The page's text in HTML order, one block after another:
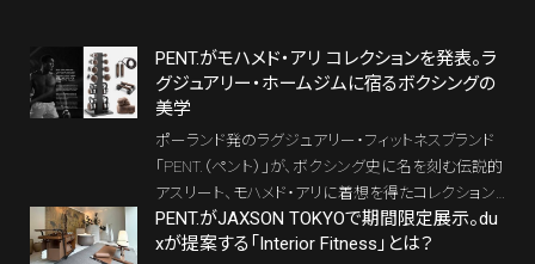
PENT.がモハメド・アリ コレクションを発表。ラ
グジュアリー・ホームジムに宿るボクシングの
美学
ポーランド発のラグジュアリー・フィットネスブランド
「PENT.（ペント）」が、ボクシング史に名を刻む伝説的
アスリート、モハメド・アリに着想を得たコレクション
「PENT. × Muhammad Ali Collection」を発表した。
PENT.がJAXSON TOKYOで期間限定展示。du
xが提案する「Interior Fitness」とは？